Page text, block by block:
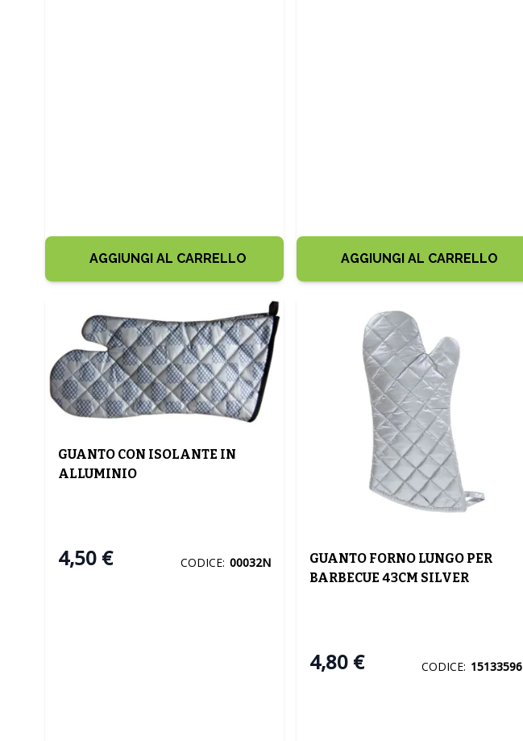
AGGIUNGI AL CARRELLO AGGIUNGI AL CARRELLO
GUANTO CON ISOLANTE IN
ALLUMINIO
4,50 € CODICE: 00032N
GUANTO FORNO LUNGO PER
BARBECUE 43CM SILVER
4,80 € CODICE: 15133596